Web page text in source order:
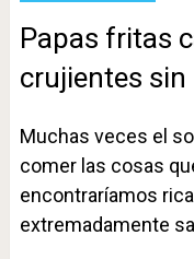
Papas fritas
crujientes sin
Muchas veces el
comer las cosas
encontraríamos
extremadamente